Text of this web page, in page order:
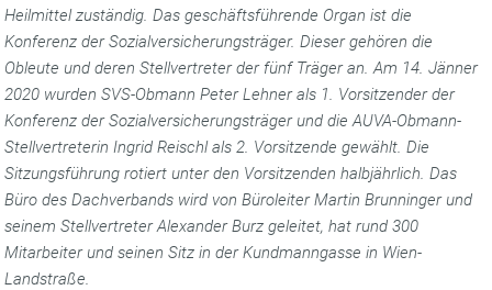
Heilmittel zuständig. Das geschäftsführende Organ ist die
Konferenz der Sozialversicherungsträger. Dieser gehören die
Obleute und deren Stellvertreter der fünf Träger an. Am 14. Jänner
2020 wurden SVS-Obmann Peter Lehner als 1. Vorsitzender der
Konferenz der Sozialversicherungsträger und die AUVA-Obmann-
Stellvertreterin Ingrid Reischl als 2. Vorsitzende gewählt. Die
Sitzungsführung rotiert unter den Vorsitzenden halbjährlich. Das
Büro des Dachverbands wird von Büroleiter Martin Brunninger und
seinem Stellvertreter Alexander Burz geleitet, hat rund 300
Mitarbeiter und seinen Sitz in der Kundmanngasse in Wien-
Landstraße.